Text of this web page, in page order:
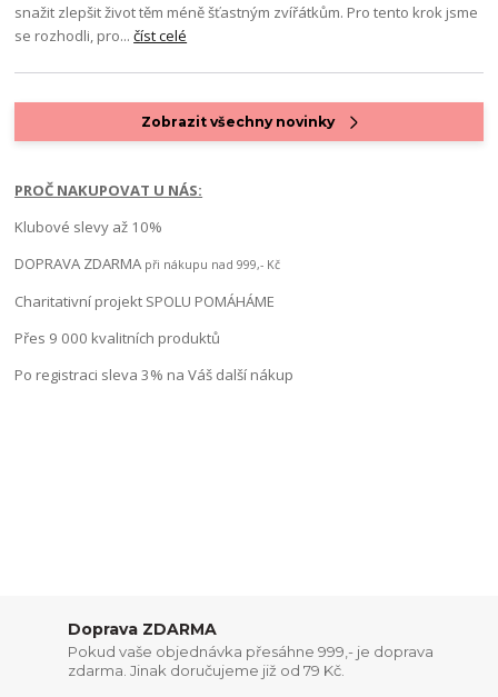
snažit zlepšit život těm méně šťastným zvířátkům. Pro tento krok jsme
se rozhodli, pro...číst celé
Zobrazit všechny novinky
PROČ NAKUPOVAT U NÁS:
Klubové slevy až 10%
DOPRAVA ZDARMA při nákupu nad 999,- Kč
Charitativní projekt SPOLU POMÁHÁME
Přes 9 000 kvalitních produktů
Po registraci sleva 3% na Váš další nákup
Doprava ZDARMA
Pokud vaše objednávka přesáhne 999,- je doprava
zdarma. Jinak doručujeme již od 79 Kč.